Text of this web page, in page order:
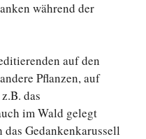
während der
auf den
Pflanzen, auf
das
im Wald gelegt
Gedankenkarussell